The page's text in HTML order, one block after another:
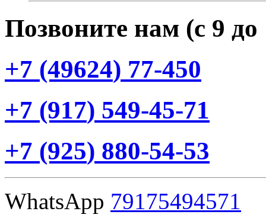
Позвоните нам (с 9
+7 (49624) 77-450
+7 (917) 549-45-71
+7 (925) 880-54-53
WhatsApp 79175494571